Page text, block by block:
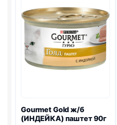
90г
Gourmet Gold ж/б
(ИНДЕЙКА) паштет 90г